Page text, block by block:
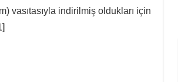
vasıtasıyla indirilmiş oldukları için